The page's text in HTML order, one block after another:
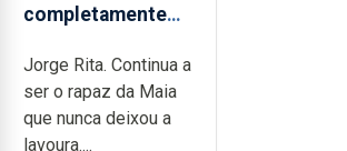
completamente
dedicação, gosto
e muita paixão”
Jorge Rita. Continua a
ser o rapaz da Maia
que nunca deixou a
lavoura....